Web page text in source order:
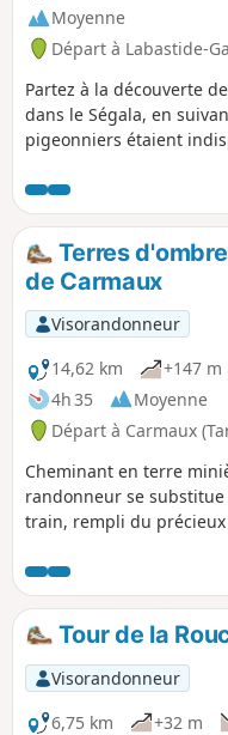
Moyenne
Départ à Labastide-
Partez à la découverte
dans le Ségala, en
pigeonniers étaient
pastel qui était
sont de construction
imposants et intégrés à
signes de richesse des
Terres
de Carmaux
Visorandonneur
14,62 km
+147 m
4h 35
Moyenne
Départ à Carmaux
Cheminant en terre
randonneur se
train, rempli du précieux
Tour de la
Visorandonneur
6,75 km
+32 m